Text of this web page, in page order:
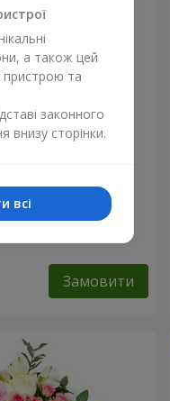
Замовити
а також цей
пристрою та
законного
внизу сторінки.
всі